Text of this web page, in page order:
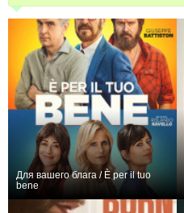
Для вашего блага / È per il tuo
bene